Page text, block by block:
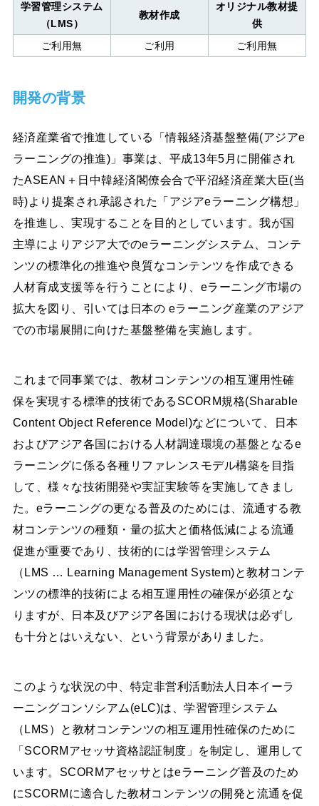
学習管理システム
（LMS）
教材作成
オリジナル教材提
供
ご利用無
ご利用 ご利用無
開発の背景
経済産業省で推進している「情報経済基盤整備(アジアe
ラーニングの推進)」事業は、平成13年5月に開催され
たASEAN＋日中韓経済閣僚会合で平沼経済産業大臣(当
時)より提案され承認された「アジアeラーニング構想」
を推進し、実現することを目的としています。我が国
主導によりアジア大でのeラーニングシステム、コンテ
ンツの標準化の推進や良質なコンテンツを作成できる
人材育成支援等を行うことにより、eラーニング市場の
拡大を図り、引いては日本の eラーニング産業のアジア
での市場展開に向けた基盤整備を実施します。
これまで同事業では、教材コンテンツの相互運用性確
保を実現する標準的技術であるSCORM規格(Sharable
Content Object Reference Model)などについて、日本
およびアジア各国における人材調達環境の基盤となるe
ラーニングに係る各種リファレンスモデル構築を目指
して、様々な技術開発や実証実験等を実施してきまし
た。eラーニングの更なる普及のためには、流通する教
材コンテンツの種類・量の拡大と価格低減による流通
促進が重要であり、技術的には学習管理システム
（LMS … Learning Management System)と教材コンテ
ンツの標準的技術による相互運用性の確保が必須とな
りますが、日本及びアジア各国における現状は必ずし
も十分とはいえない、という背景がありました。
このような状況の中、特定非営利活動法人日本イーラ
ーニングコンソシアム(eLC)は、学習管理システム
（LMS）と教材コンテンツの相互運用性確保のために
「SCORMアセッサ資格認証制度」を制定し、運用して
います。SCORMアセッサとはeラーニング普及のため
にSCORMに適合した教材コンテンツの開発と流通を促